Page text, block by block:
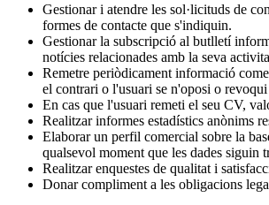
Gestionar i atendre les sol·licituds de
formes de contacte que s'indiquin.
Gestionar la subscripció al butlletí
notícies relacionades amb la seva
Remetre periòdicament informació
el contrari o l'usuari se n'oposi o
En cas que l'usuari remeti el seu CV,
Realitzar informes estadístics anònims
Elaborar un perfil comercial sobre la
qualsevol moment que les dades siguin
Realitzar enquestes de qualitat i
Donar compliment a les obligacions